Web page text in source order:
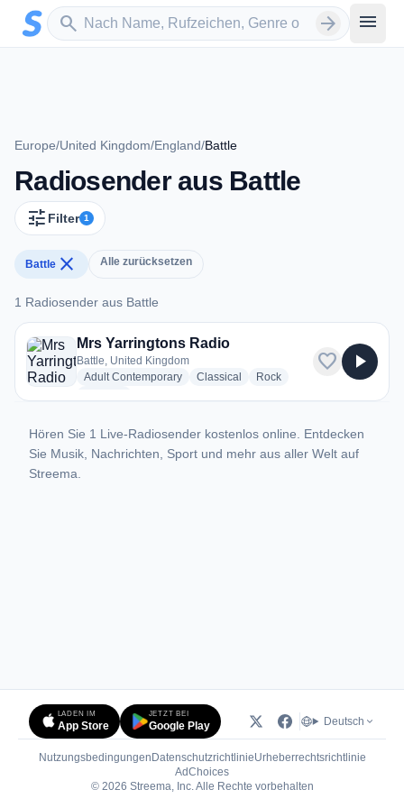
Zum Hauptinhalt springen
search
Sender suchen arrow_forward menu
Europe/United Kingdom/England/Battle
Radiosender aus Battle
tune Filter 1
Battle close Alle zurücksetzen
1 Radiosender aus Battle
1 Radiosender aus Battle
Mrs Yarringtons Radio
Battle, United Kingdom
Adult Contemporaryradio stations
Classical radio stations
Rockradio stations
favorite play_arrow
Hören Sie 1 Live-Radiosender kostenlos online. Entdecken
Sie Musik, Nachrichten, Sport und mehr aus aller Welt auf
Streema.
LADEN IM
App Store
JETZT BEI
Google Play Deutsch
Nutzungsbedingungen DatenschutzrichtlinieUrheberrechtsrichtlinie
AdChoices(öffnet in neuem Tab)
© 2026 Streema, Inc. Alle Rechte vorbehalten